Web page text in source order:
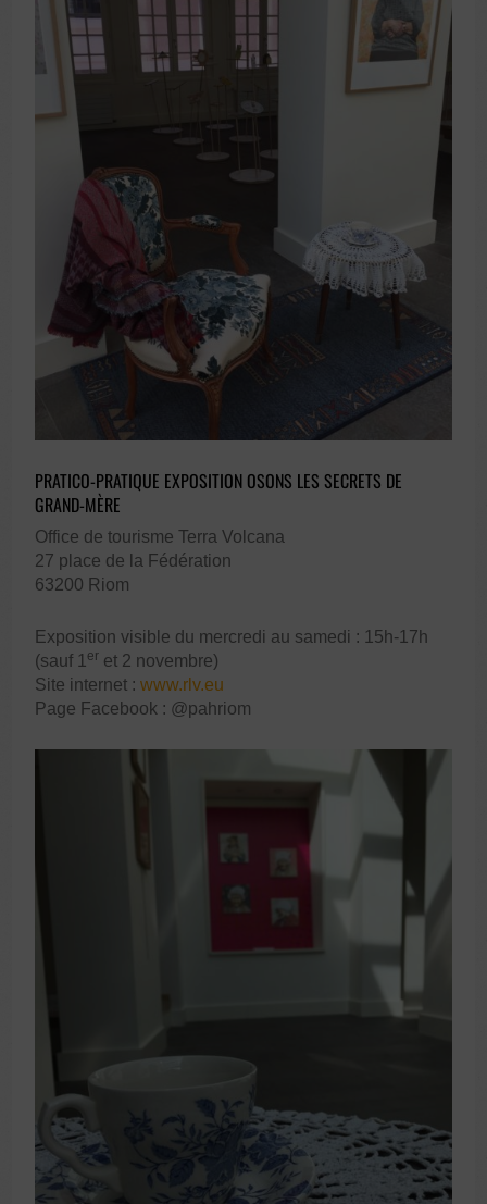
PRATICO-PRATIQUE EXPOSITION OSONS LES SECRETS DE
GRAND-MÈRE
Office de tourisme Terra Volcana
27 place de la Fédération
63200 Riom
Exposition visible du mercredi au samedi : 15h-17h
(sauf 1 er et 2 novembre)
Site internet :www.rlv.eu
Page Facebook : @pahriom